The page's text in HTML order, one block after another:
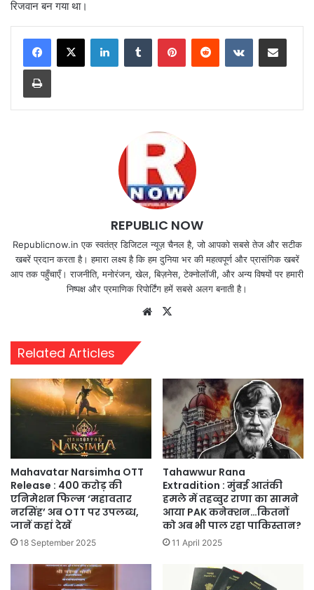
रिजवान बन गया था।
LinkedInTumblr PinterestReddit VKontakteShare via Email
Print
REPUBLIC NOW
Republicnow.in एक स्वतंत्र डिजिटल न्यूज़ चैनल है, जो आपको सबसे तेज और सटीक
खबरें प्रदान करता है। हमारा लक्ष्य है कि हम दुनिया भर की महत्वपूर्ण और प्रासंगिक खबरें
आप तक पहुँचाएँ। राजनीति, मनोरंजन, खेल, बिज़नेस, टेक्नोलॉजी, और अन्य विषयों पर हमारी
निष्पक्ष और प्रमाणिक रिपोर्टिंग हमें सबसे अलग बनाती है।
Website
Related Articles
Mahavatar Narsimha OTT
Release : 400 करोड़ की
एनिमेशन फिल्म ‘महावतार
नरसिंह’ अब OTT पर उपलब्ध,
जानें कहां देखें
18 September 2025
Tahawwur Rana
Extradition : मुंबई आतंकी
हमले में तहव्वुर राणा का सामने
आया PAK कनेक्शन…कितनों
को अब भी पाल रहा पाकिस्तान?
11 April 2025